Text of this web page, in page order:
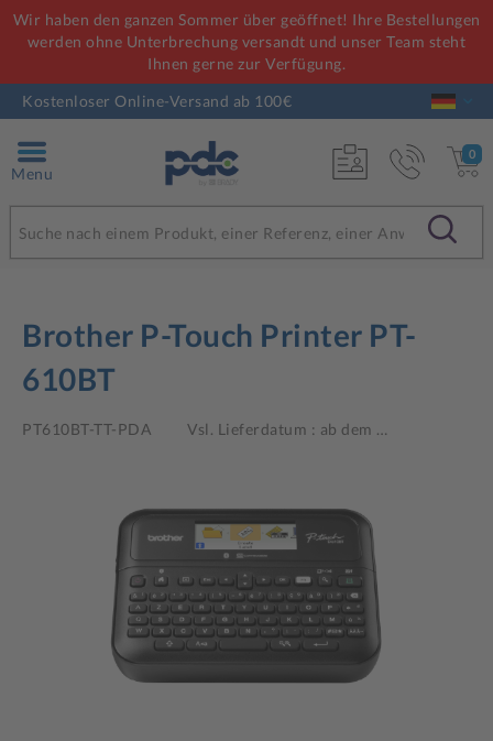
Wir haben den ganzen Sommer über geöffnet! Ihre Bestellungen
werden ohne Unterbrechung versandt und unser Team steht
Ihnen gerne zur Verfügung.
Kostenloser Online-Versand ab 100€
Menu
0
Brother P-Touch Printer PT-
610BT
PT610BT-TT-PDA Vsl. Lieferdatum : ab dem …